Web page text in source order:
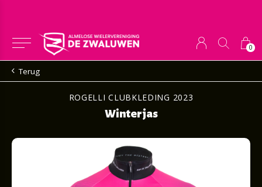
0
Terug
ROGELLI CLUBKLEDING 2023
Winterjas